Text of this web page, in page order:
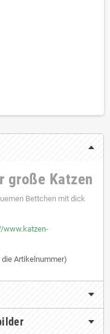
große Katzen
Bettchen mit dick
www.katzen-
Artikelnummer)